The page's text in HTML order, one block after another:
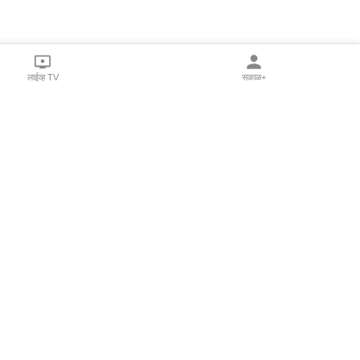
लाईव्ह TV सकाळ+